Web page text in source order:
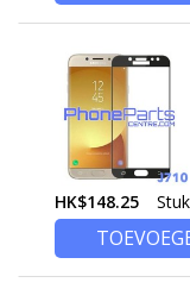
HK$148.25